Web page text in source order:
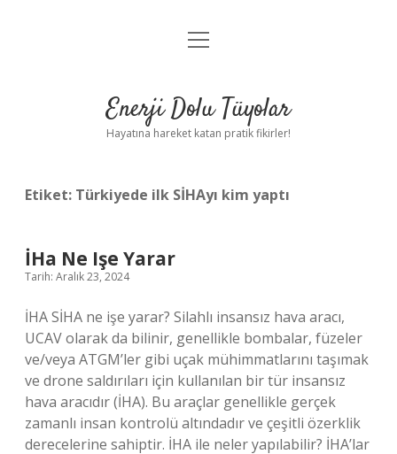
Anasayfa
Yasal Uyarı
menüyü
Enerji Dolu Tüyolar
Hayatına hareket katan pratik fikirler!
Etiket: Türkiyede ilk SİHAyı kim yaptı
İHa Ne Işe Yarar
Tarih: Aralık 23, 2024
İHA SİHA ne işe yarar? Silahlı insansız hava aracı,
UCAV olarak da bilinir, genellikle bombalar, füzeler
ve/veya ATGM’ler gibi uçak mühimmatlarını taşımak
ve drone saldırıları için kullanılan bir tür insansız
hava aracıdır (İHA). Bu araçlar genellikle gerçek
zamanlı insan kontrolü altındadır ve çeşitli özerklik
derecelerine sahiptir. İHA ile neler yapılabilir? İHA’lar